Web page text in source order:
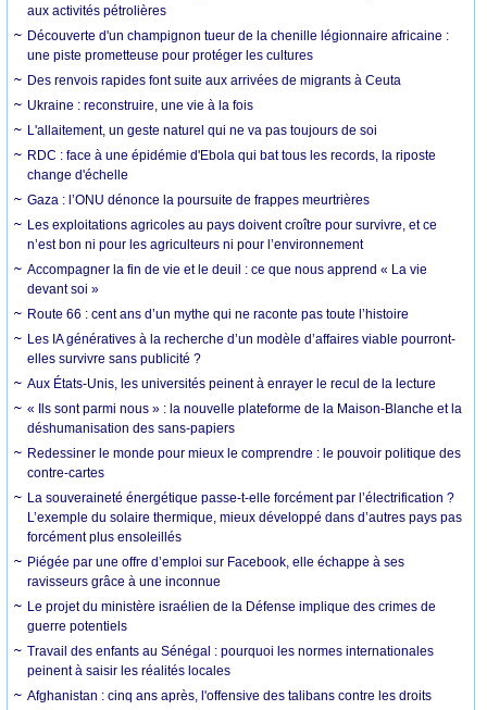
aux activités pétrolières
Découverte d'un champignon tueur de la chenille légionnaire africaine :
une piste prometteuse pour protéger les cultures
Des renvois rapides font suite aux arrivées de migrants à Ceuta
Ukraine : reconstruire, une vie à la fois
L'allaitement, un geste naturel qui ne va pas toujours de soi
RDC : face à une épidémie d'Ebola qui bat tous les records, la riposte
change d'échelle
Gaza : l’ONU dénonce la poursuite de frappes meurtrières
Les exploitations agricoles au pays doivent croître pour survivre, et ce
n’est bon ni pour les agriculteurs ni pour l’environnement
Accompagner la fin de vie et le deuil : ce que nous apprend « La vie
devant soi »
Route 66 : cent ans d’un mythe qui ne raconte pas toute l’histoire
Les IA génératives à la recherche d’un modèle d’affaires viable pourront-
elles survivre sans publicité ?
Aux États-Unis, les universités peinent à enrayer le recul de la lecture
« Ils sont parmi nous » : la nouvelle plateforme de la Maison-Blanche et la
déshumanisation des sans-papiers
Redessiner le monde pour mieux le comprendre : le pouvoir politique des
contre-cartes
La souveraineté énergétique passe-t-elle forcément par l’électrification ?
L’exemple du solaire thermique, mieux développé dans d’autres pays pas
forcément plus ensoleillés
Piégée par une offre d’emploi sur Facebook, elle échappe à ses
ravisseurs grâce à une inconnue
Le projet du ministère israélien de la Défense implique des crimes de
guerre potentiels
Travail des enfants au Sénégal : pourquoi les normes internationales
peinent à saisir les réalités locales
Afghanistan : cinq ans après, l'offensive des talibans contre les droits